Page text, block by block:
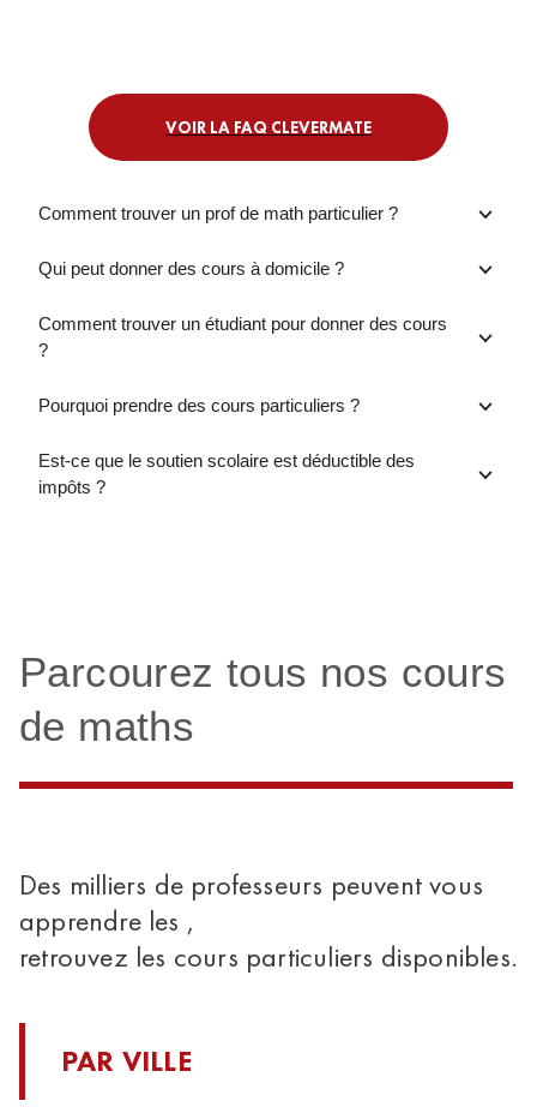
VOIR LA FAQ CLEVERMATE
Comment trouver un prof de math particulier ?
Qui peut donner des cours à domicile ?
Comment trouver un étudiant pour donner des cours
?
Pourquoi prendre des cours particuliers ?
Est-ce que le soutien scolaire est déductible des
impôts ?
Parcourez tous nos cours
de maths
Des milliers de professeurs peuvent vous
apprendre les ,
retrouvez les cours particuliers disponibles.
PAR VILLE